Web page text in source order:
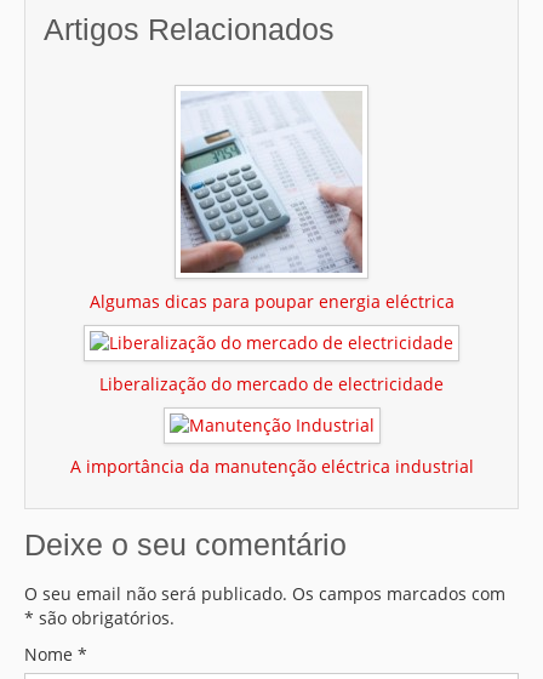
Artigos Relacionados
Algumas dicas para poupar energia eléctrica
Liberalização do mercado de electricidade
A importância da manutenção eléctrica industrial
Deixe o seu comentário
O seu email não será publicado. Os campos marcados com
* são obrigatórios.
Nome *